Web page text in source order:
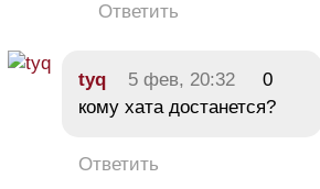
Ответить
tyq 5 фев, 20:32
0
кому хата достанется?
Ответить